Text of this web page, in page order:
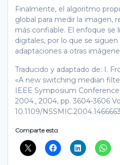
Finalmente, el algoritmo
global para medir la imagen,
más confiable. El enfoque se
digitales, por lo que se
adaptaciones a otras
Traducido y adaptado de: I.
«A new switching median
IEEE Symposium
2004., 2004, pp. 3604-3606
10.1109/
Comparte esto: